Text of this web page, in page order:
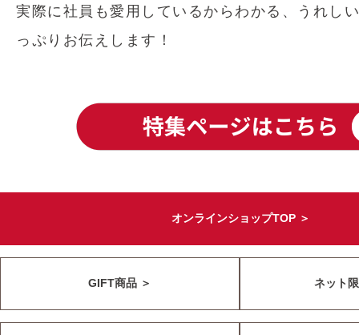
実際に社員も愛用しているからわかる、うれし
っぷりお伝えします！
オンラインショップTOP ＞
GIFT商品 ＞ ネット